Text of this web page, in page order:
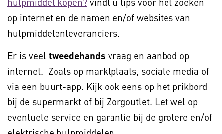
op internet en de namen en/of websites van
hulpmiddelenleveranciers.
Er is veel tweedehands vraag en aanbod op
internet. Zoals op marktplaats, sociale media of
via een buurt-app. Kijk ook eens op het prikbord
bij de supermarkt of bij Zorgoutlet. Let wel op
eventuele service en garantie bij de grotere en/of